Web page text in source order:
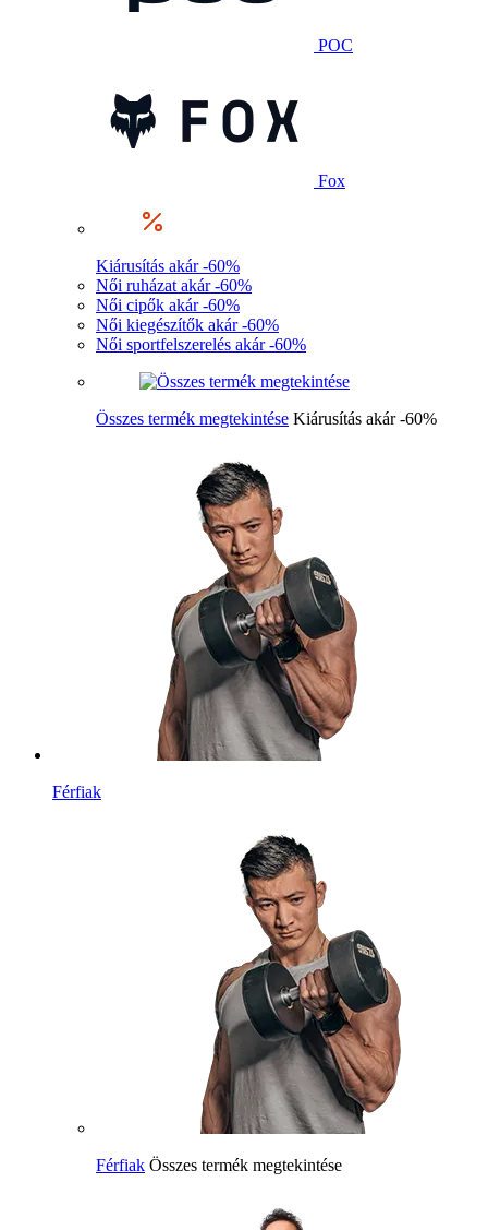
POC
Fox
Kiárusítás akár -60%
Női ruházat akár -60%
Női cipők akár -60%
Női kiegészítők akár -60%
Női sportfelszerelés akár -60%
Összes termék megtekintése Kiárusítás akár -60%
Férfiak
Férfiak Összes termék megtekintése